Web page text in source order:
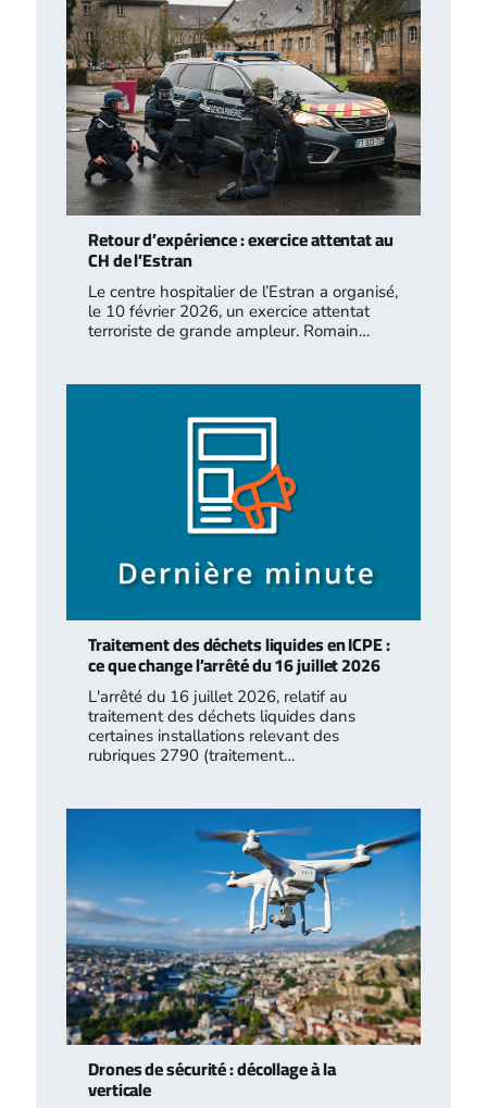
Retour d’expérience : exercice attentat au
CH de l’Estran
Le centre hospitalier de l’Estran a organisé,
le 10 février 2026, un exercice attentat
terroriste de grande ampleur. Romain…
Traitement des déchets liquides en ICPE :
ce que change l’arrêté du 16 juillet 2026
L'arrêté du 16 juillet 2026, relatif au
traitement des déchets liquides dans
certaines installations relevant des
rubriques 2790 (traitement…
Drones de sécurité : décollage à la
verticale